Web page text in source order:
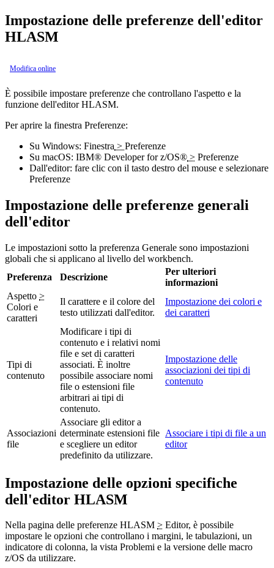
Impostazione delle preferenze dell'editor
HLASM
Modifica online
È possibile impostare preferenze che controllano l'aspetto e la
funzione dell'editor HLASM.
Per aprire la finestra Preferenze:
Su Windows: Finestra > Preferenze
Su macOS: IBM® Developer for z/OS® > Preferenze
Dall'editor: fare clic con il tasto destro del mouse e selezionare
Preferenze
Impostazione delle preferenze generali
dell'editor
Le impostazioni sotto la preferenza Generale sono impostazioni
globali che si applicano al livello del workbench.
Preferenza
Descrizione
Per ulteriori
informazioni
Aspetto >
Colori e
caratteri
Il carattere e il colore del
testo utilizzati dall'editor.
Impostazione dei colori e
dei caratteri
Tipi di
contenuto
Modificare i tipi di
contenuto e i relativi nomi
file e set di caratteri
associati. È inoltre
possibile associare nomi
file o estensioni file
arbitrari ai tipi di
contenuto.
Impostazione delle
associazioni dei tipi di
contenuto
Associazioni
file
Associare gli editor a
determinate estensioni file
e scegliere un editor
predefinito da utilizzare.
Associare i tipi di file a un
editor
Impostazione delle opzioni specifiche
dell'editor HLASM
Nella pagina delle preferenze HLASM > Editor, è possibile
impostare le opzioni che controllano i margini, le tabulazioni, un
indicatore di colonna, la vista Problemi e la versione delle macro
z/OS da utilizzare.